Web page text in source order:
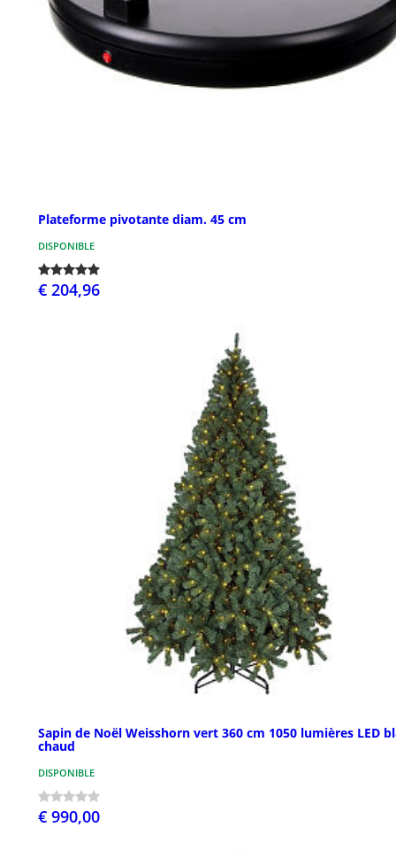
Plateforme pivotante diam. 45 cm
DISPONIBLE
€ 204,96
Sapin de Noël Weisshorn vert 360 cm 1050 lumières LED
chaud
DISPONIBLE
€ 990,00